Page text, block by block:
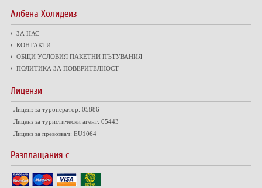
Албена Холидейз
ЗА НАС
КОНТАКТИ
ОБЩИ УСЛОВИЯ ПАКЕТНИ ПЪТУВАНИЯ
ПОЛИТИКА ЗА ПОВЕРИТЕЛНОСТ
Лицензи
Лиценз за туроператор: 05886
Лиценз за туристически агент: 05443
Лиценз за превозвач: EU1064
Разплащания с